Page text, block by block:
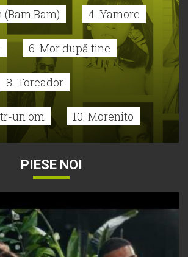
Bam) 4. Yamore
6. Mor după tine
8. Toreador
un om 10. Morenito
PIESE NOI